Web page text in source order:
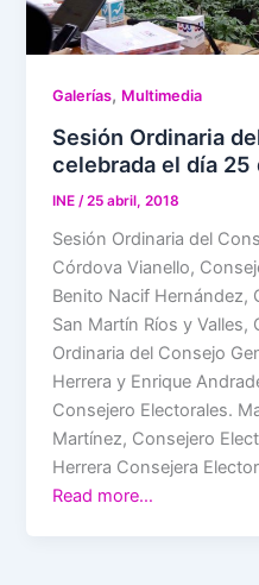
Galerías, Multimedia
Sesión Ordinaria
celebrada el día 25
INE /25 abril, 2018
Sesión Ordinaria del
Córdova Vianello,
Benito Nacif Hernández,
San Martín Ríos y Valles,
Ordinaria del Consejo
Herrera y Enrique
Consejero Electorales.
Martínez, Consejero
Herrera Consejera
Read more…